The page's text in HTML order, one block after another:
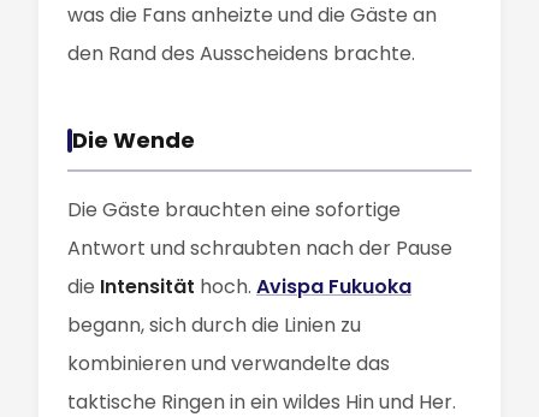
was die Fans anheizte und die Gäste an
den Rand des Ausscheidens brachte.
Die Wende
Die Gäste brauchten eine sofortige
Antwort und schraubten nach der Pause
die Intensität hoch. Avispa Fukuoka
begann, sich durch die Linien zu
kombinieren und verwandelte das
taktische Ringen in ein wildes Hin und Her.